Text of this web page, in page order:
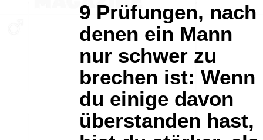
9 Prüfungen, nach
denen ein Mann
nur schwer zu
brechen ist: Wenn
du einige davon
überstanden hast,